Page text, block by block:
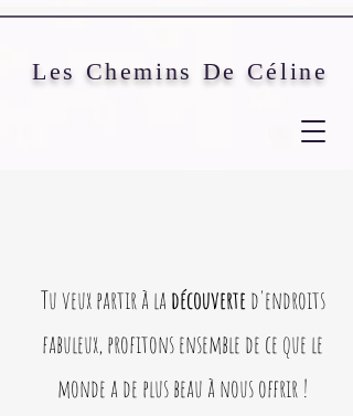
Les Chemins De Céline
Tu veux partir à la découverte d'endroits
fabuleux, profitons ensemble de ce que le
monde a de plus beau à nous offrir !